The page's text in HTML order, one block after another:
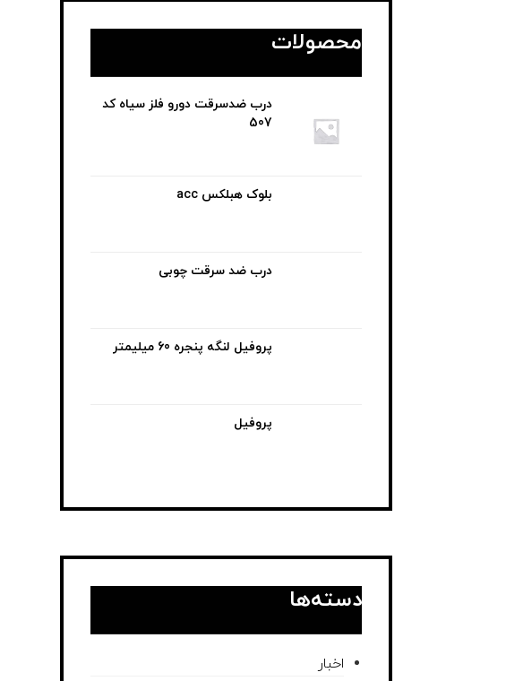
محصولات
درب ضدسرقت دورو فلز سیاه کد
507
بلوک هبلکس acc
درب ضد سرقت چوبی
پروفیل لنگه پنجره 60 میلیمتر
پروفیل
دسته‌ها
اخبار